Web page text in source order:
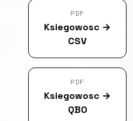
PDF
Ksiegowosc →
CSV
PDF
Ksiegowosc →
QBO